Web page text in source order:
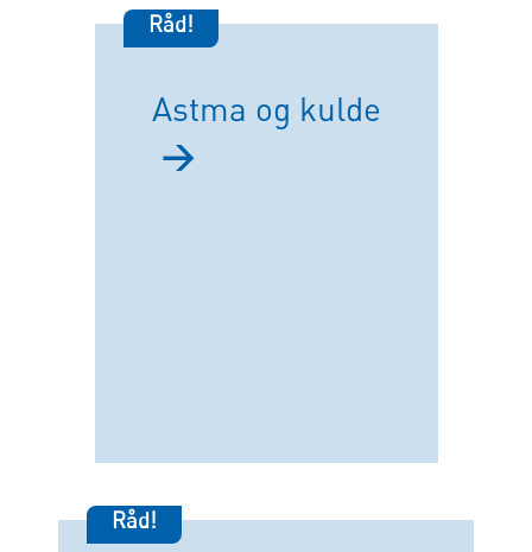
Råd!
Astma og kulde
→
Råd!